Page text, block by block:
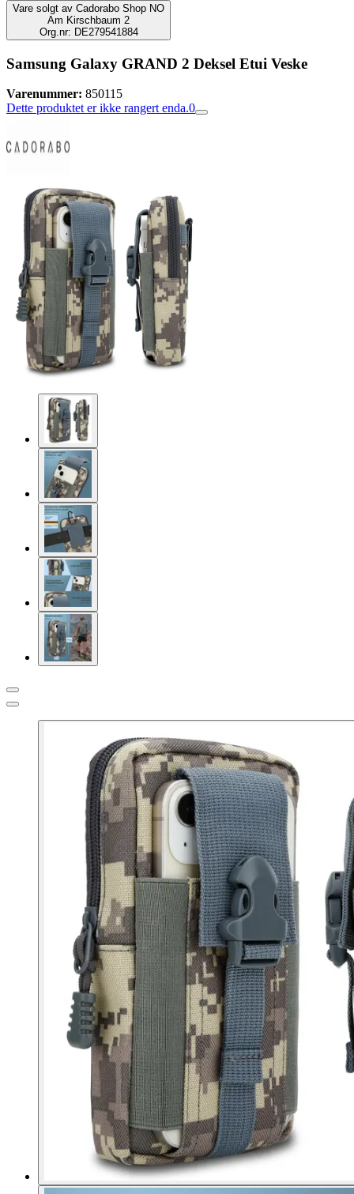
Vare solgt av Cadorabo Shop NO
Am Kirschbaum 2
Org.nr: DE279541884
Samsung Galaxy GRAND 2 Deksel Etui Veske
Varenummer: 850115
Dette produktet er ikke rangert enda.0